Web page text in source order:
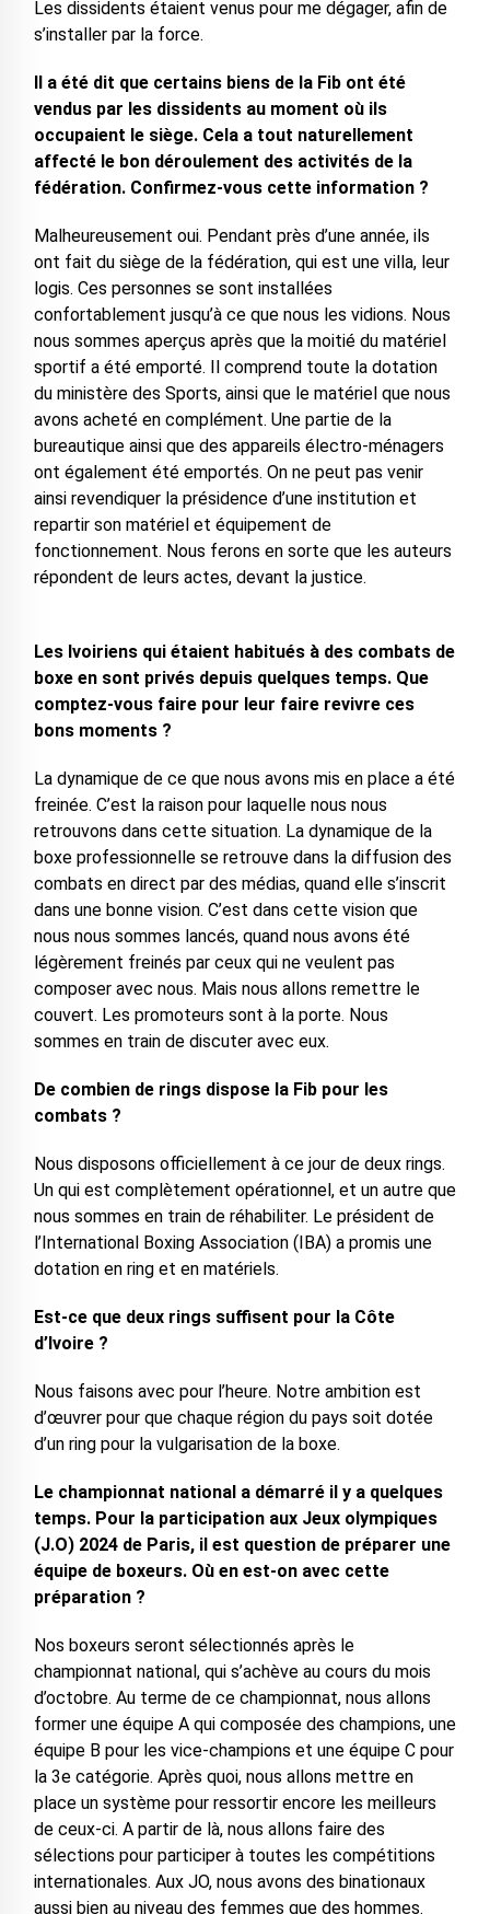
Les dissidents étaient venus pour me dégager, afin de
s’installer par la force.
Il a été dit que certains biens de la Fib ont été
vendus par les dissidents au moment où ils
occupaient le siège. Cela a tout naturellement
affecté le bon déroulement des activités de la
fédération. Confirmez-vous cette information ?
Malheureusement oui. Pendant près d’une année, ils
ont fait du siège de la fédération, qui est une villa, leur
logis. Ces personnes se sont installées
confortablement jusqu’à ce que nous les vidions. Nous
nous sommes aperçus après que la moitié du matériel
sportif a été emporté. Il comprend toute la dotation
du ministère des Sports, ainsi que le matériel que nous
avons acheté en complément. Une partie de la
bureautique ainsi que des appareils électro-ménagers
ont également été emportés. On ne peut pas venir
ainsi revendiquer la présidence d’une institution et
repartir son matériel et équipement de
fonctionnement. Nous ferons en sorte que les auteurs
répondent de leurs actes, devant la justice.
Les Ivoiriens qui étaient habitués à des combats de
boxe en sont privés depuis quelques temps. Que
comptez-vous faire pour leur faire revivre ces
bons moments ?
La dynamique de ce que nous avons mis en place a été
freinée. C’est la raison pour laquelle nous nous
retrouvons dans cette situation. La dynamique de la
boxe professionnelle se retrouve dans la diffusion des
combats en direct par des médias, quand elle s’inscrit
dans une bonne vision. C’est dans cette vision que
nous nous sommes lancés, quand nous avons été
légèrement freinés par ceux qui ne veulent pas
composer avec nous. Mais nous allons remettre le
couvert. Les promoteurs sont à la porte. Nous
sommes en train de discuter avec eux.
De combien de rings dispose la Fib pour les
combats ?
Nous disposons officiellement à ce jour de deux rings.
Un qui est complètement opérationnel, et un autre que
nous sommes en train de réhabiliter. Le président de
l’International Boxing Association (IBA) a promis une
dotation en ring et en matériels.
Est-ce que deux rings suffisent pour la Côte
d’Ivoire ?
Nous faisons avec pour l’heure. Notre ambition est
d’œuvrer pour que chaque région du pays soit dotée
d’un ring pour la vulgarisation de la boxe.
Le championnat national a démarré il y a quelques
temps. Pour la participation aux Jeux olympiques
(J.O) 2024 de Paris, il est question de préparer une
équipe de boxeurs. Où en est-on avec cette
préparation ?
Nos boxeurs seront sélectionnés après le
championnat national, qui s’achève au cours du mois
d’octobre. Au terme de ce championnat, nous allons
former une équipe A qui composée des champions, une
équipe B pour les vice-champions et une équipe C pour
la 3e catégorie. Après quoi, nous allons mettre en
place un système pour ressortir encore les meilleurs
de ceux-ci. A partir de là, nous allons faire des
sélections pour participer à toutes les compétitions
internationales. Aux JO, nous avons des binationaux
aussi bien au niveau des femmes que des hommes.